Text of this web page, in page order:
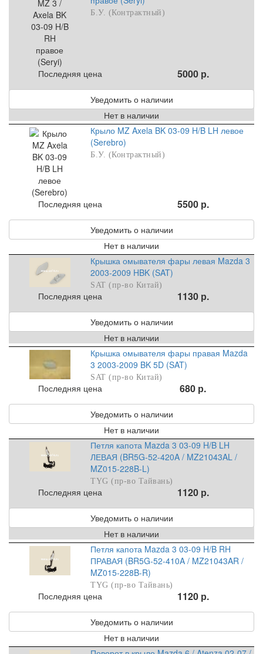
Б.У. (Контрактный)
Последняя цена 5000 р.
Уведомить о наличии
Нет в наличии
Крыло MZ Axela BK 03-09 H/B LH левое
(Serebro)
Б.У. (Контрактный)
Последняя цена 5500 р.
Уведомить о наличии
Нет в наличии
Крышка омывателя фары левая Mazda 3
2003-2009 HBK (SAT)
SAT (пр-во Китай)
Последняя цена 1130 р.
Уведомить о наличии
Нет в наличии
Крышка омывателя фары правая Mazda
3 2003-2009 BK 5D (SAT)
SAT (пр-во Китай)
Последняя цена 680 р.
Уведомить о наличии
Нет в наличии
Петля капота Mazda 3 03-09 H/B LH
ЛЕВАЯ (BR5G-52-420A / MZ21043AL /
MZ015-228B-L)
TYG (пр-во Тайвань)
Последняя цена 1120 р.
Уведомить о наличии
Нет в наличии
Петля капота Mazda 3 03-09 H/B RH
ПРАВАЯ (BR5G-52-410A / MZ21043AR /
MZ015-228B-R)
TYG (пр-во Тайвань)
Последняя цена 1120 р.
Уведомить о наличии
Нет в наличии